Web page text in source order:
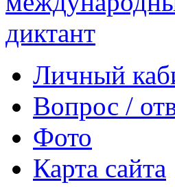
Личный
Вопрос /
Фото
Карта сайта